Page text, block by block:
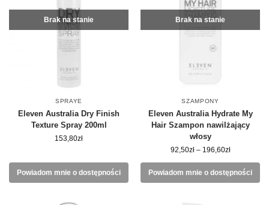
Brak na stanie
SPRAYE
Eleven Australia Dry Finish
Texture Spray 200ml
153,80zł
Powiadom mnie o dostępności
Brak na stanie
SZAMPONY
Eleven Australia Hydrate My
Hair Szampon nawilżający
włosy
92,50zł – 196,60zł
Powiadom mnie o dostępności